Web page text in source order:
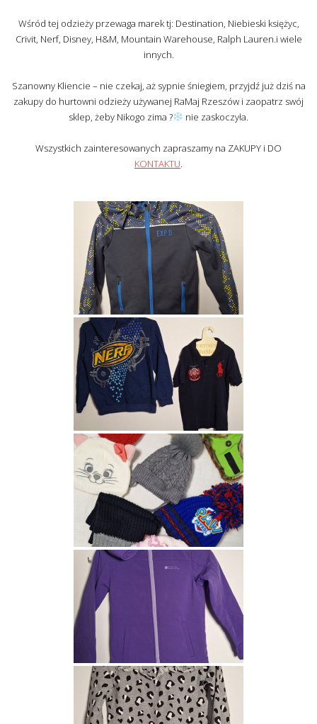
Wśród tej odzieży przewaga marek tj: Destination, Niebieski księżyc,
Crivit, Nerf, Disney, H&M, Mountain Warehouse, Ralph Lauren.i wiele
innych.
Szanowny Kliencie – nie czekaj, aż sypnie śniegiem, przyjdź już dziś na
zakupy do hurtowni odzieży używanej RaMaj Rzeszów i zaopatrz swój
sklep, żeby Nikogo zima ?
nie zaskoczyła.
Wszystkich zainteresowanych zapraszamy na ZAKUPY i DO
KONTAKTU.